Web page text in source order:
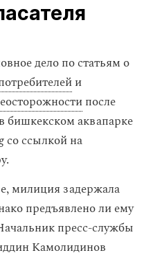
дело по статьям о
и
после
бишкекском аквапарке
со ссылкой на
милиция задержала
предъявлено ли ему
пресс-службы
Камолидинов